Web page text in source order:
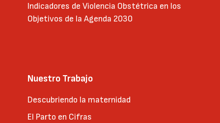
Indicadores de Violencia Obstétrica en los
Objetivos de la Agenda 2030
Nuestro Trabajo
Descubriendo la maternidad
El Parto en Cifras